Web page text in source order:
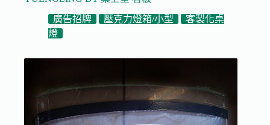
廣告招牌
壓克力燈箱/小型
客製化桌
燈